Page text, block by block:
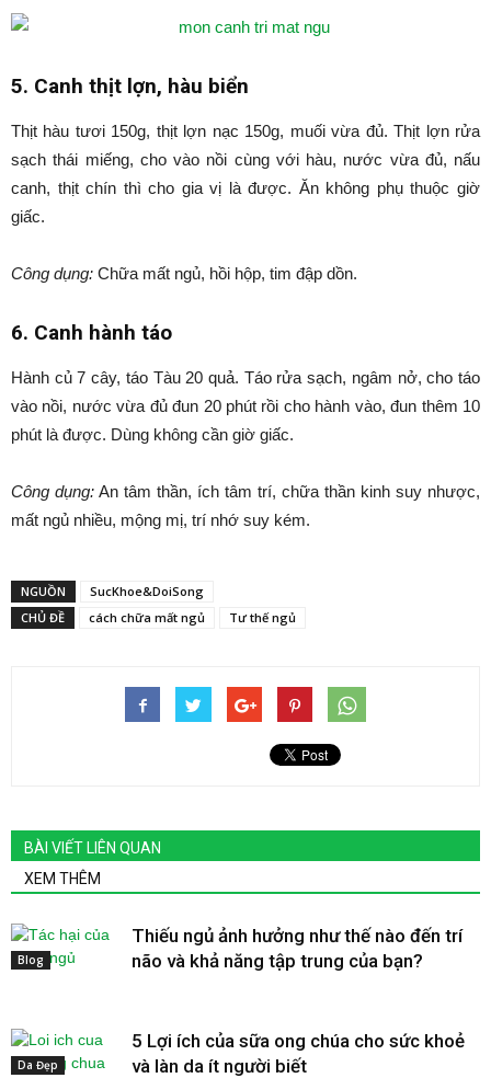
5. Canh thịt lợn, hàu biển
Thịt hàu tươi 150g, thịt lợn nạc 150g, muối vừa đủ. Thịt lợn rửa
sạch thái miếng, cho vào nồi cùng với hàu, nước vừa đủ, nấu
canh, thịt chín thì cho gia vị là được. Ăn không phụ thuộc giờ
giấc.
Công dụng: Chữa mất ngủ, hồi hộp, tim đập dồn.
6. Canh hành táo
Hành củ 7 cây, táo Tàu 20 quả. Táo rửa sạch, ngâm nở, cho táo
vào nồi, nước vừa đủ đun 20 phút rồi cho hành vào, đun thêm 10
phút là được. Dùng không cần giờ giấc.
Công dụng: An tâm thần, ích tâm trí, chữa thần kinh suy nhược,
mất ngủ nhiều, mộng mị, trí nhớ suy kém.
NGUỒN
SucKhoe&DoiSong
CHỦ ĐỀ
cách chữa mất ngủ Tư thế ngủ
BÀI VIẾT LIÊN QUAN
XEM THÊM
Blog
Thiếu ngủ ảnh hưởng như thế nào đến trí
não và khả năng tập trung của bạn?
Da Đẹp
5 Lợi ích của sữa ong chúa cho sức khoẻ
và làn da ít người biết